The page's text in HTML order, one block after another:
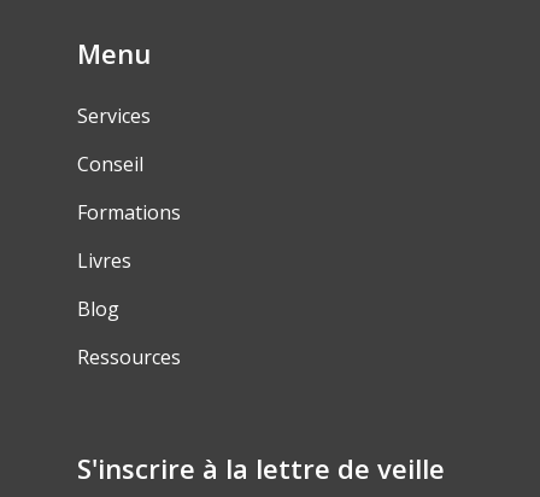
Menu
Services
Conseil
Formations
Livres
Blog
Ressources
S'inscrire à la lettre de veille